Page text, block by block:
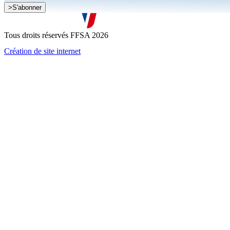
Je souhaite recevoir la newsletter de la FFSA
J'accepte que mes informations soient collectées conformément à la
>S'abonner
Tous droits réservés FFSA 2026
Création de site internet